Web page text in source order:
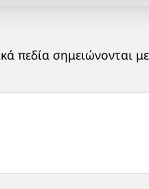
πεδία σημειώνονται